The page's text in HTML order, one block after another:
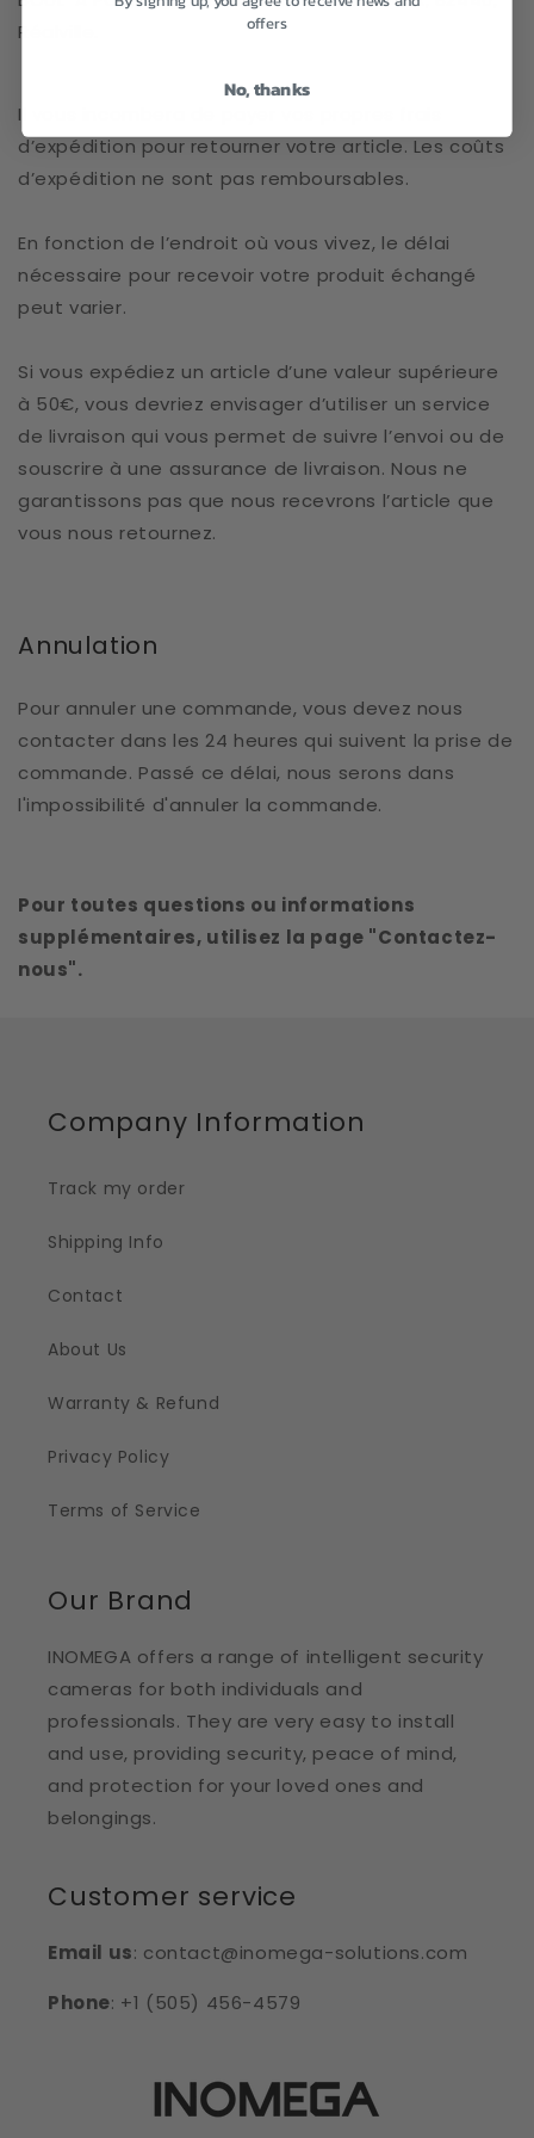
Réalville.
Il vous incombera de payer vos propres frais
d’expédition pour retourner votre article. Les coûts
d’expédition ne sont pas remboursables.
En fonction de l’endroit où vous vivez, le délai
nécessaire pour recevoir votre produit échangé
peut varier.
Si vous expédiez un article d’une valeur supérieure
à 50€, vous devriez envisager d’utiliser un service
de livraison qui vous permet de suivre l’envoi ou de
souscrire à une assurance de livraison. Nous ne
garantissons pas que nous recevrons l’article que
vous nous retournez.
Annulation
Pour annuler une commande, vous devez nous
contacter dans les 24 heures qui suivent la prise de
commande. Passé ce délai, nous serons dans
l'impossibilité d'annuler la commande.
Pour toutes questions ou informations
supplémentaires, utilisez la page "Contactez-
nous".
Company Information
Track my order
Shipping Info
Contact
About Us
Warranty & Refund
Privacy Policy
Terms of Service
Our Brand
INOMEGA offers a range of intelligent security
cameras for both individuals and
professionals. They are very easy to install
and use, providing security, peace of mind,
and protection for your loved ones and
belongings.
Customer service
Email us: contact@inomega-solutions.com
Phone: +1 (505) 456-4579
offers
No, thanks